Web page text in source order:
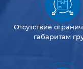
Отсутствие
габаритам